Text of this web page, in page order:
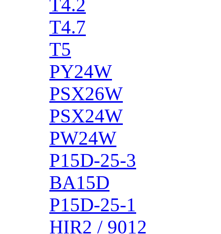
T4.2
T4.7
T5
PY24W
PSX26W
PSX24W
PW24W
P15D-25-3
BA15D
P15D-25-1
HIR2 / 9012